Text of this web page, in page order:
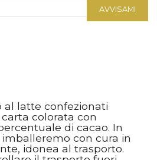
AVVISAMI
al latte confezionati
colorata con
di cacao. In
imballeremo con cura in
idonea al trasporto.